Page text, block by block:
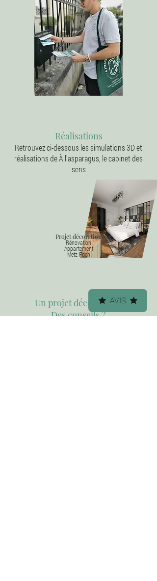
Réalisations
Retrouvez ci-dessous les simulations 3D et
réalisations de À l'asparagus, le cabinet des
sens
Projet décoration
Rénovation
Appartement
Metz Foch
Un projet décoration ?
Des conseils ?
AVIS